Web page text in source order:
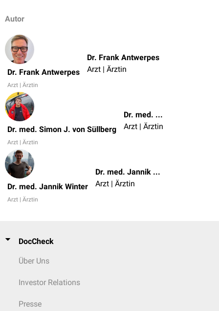
Autor
Dr. Frank Antwerpes
Arzt | Ärztin
Dr. Frank Antwerpes
Arzt | Ärztin
Dr. med. Simon J. von Süllberg
Arzt | Ärztin
Dr. med. Simon J. von Süllberg
Arzt | Ärztin
Dr. med. Jannik Winter
Arzt | Ärztin
Dr. med. Jannik Winter
Arzt | Ärztin
DocCheck
Über Uns
Investor Relations
Presse